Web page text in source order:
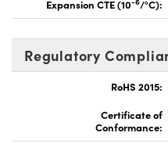
Expansion CTE (10
/°C):
Regulatory
RoHS 2015:
Certificate of
Conformance: